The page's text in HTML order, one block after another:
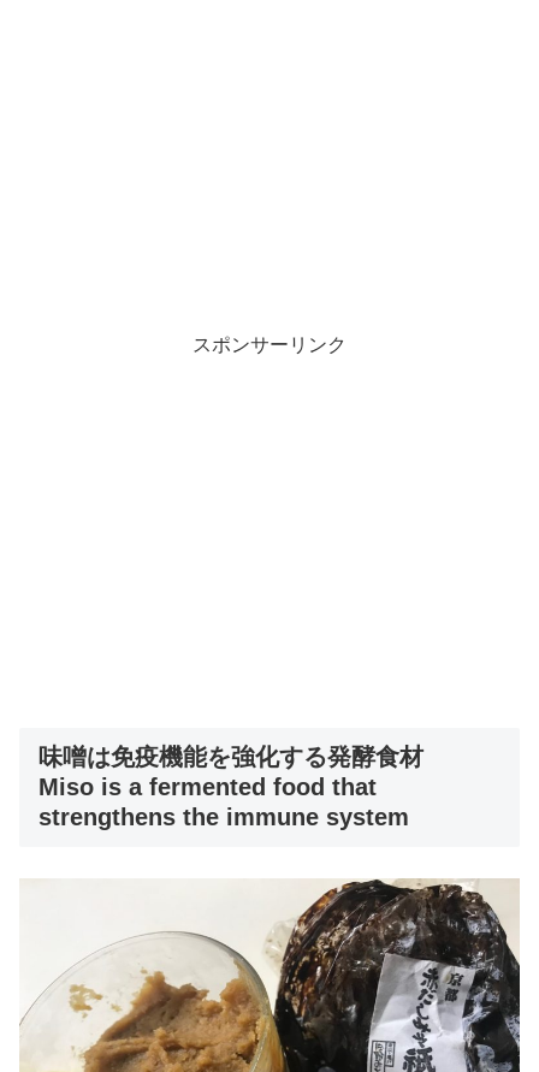
スポンサーリンク
味噌は免疫機能を強化する発酵食材
Miso is a fermented food that
strengthens the immune system